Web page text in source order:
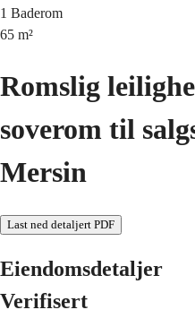
1 Baderom
65 m²
Romslig
soverom til
Mersin
Last ned detaljert PDF
Eiendomsdetaljer
Verifisert